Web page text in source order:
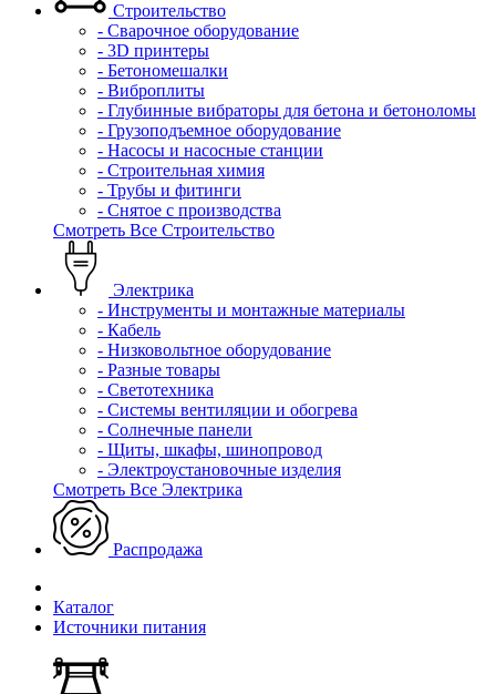
Строительство
- Сварочное оборудование
- 3D принтеры
- Бетономешалки
- Виброплиты
- Глубинные вибраторы для бетона и бетоноломы
- Грузоподъемное оборудование
- Насосы и насосные станции
- Строительная химия
- Трубы и фитинги
- Снятое с производства
Смотреть Все Строительство
Электрика
- Инструменты и монтажные материалы
- Кабель
- Низковольтное оборудование
- Разные товары
- Светотехника
- Системы вентиляции и обогрева
- Солнечные панели
- Щиты, шкафы, шинопровод
- Электроустановочные изделия
Смотреть Все Электрика
Распродажа
Каталог
Источники питания